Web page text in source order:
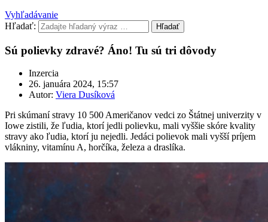
Vyhľadávanie
Hľadať:
Hľadať
Sú polievky zdravé? Áno! Tu sú tri dôvody
Inzercia
26. januára 2024, 15:57
Autor: Viera Dusíková
Pri skúmaní stravy 10 500 Američanov vedci zo Štátnej univerzity v
Iowe zistili, že ľudia, ktorí jedli polievku, mali vyššie skóre kvality
stravy ako ľudia, ktorí ju nejedli. Jedáci polievok mali vyšší príjem
vlákniny, vitamínu A, horčíka, železa a draslíka.